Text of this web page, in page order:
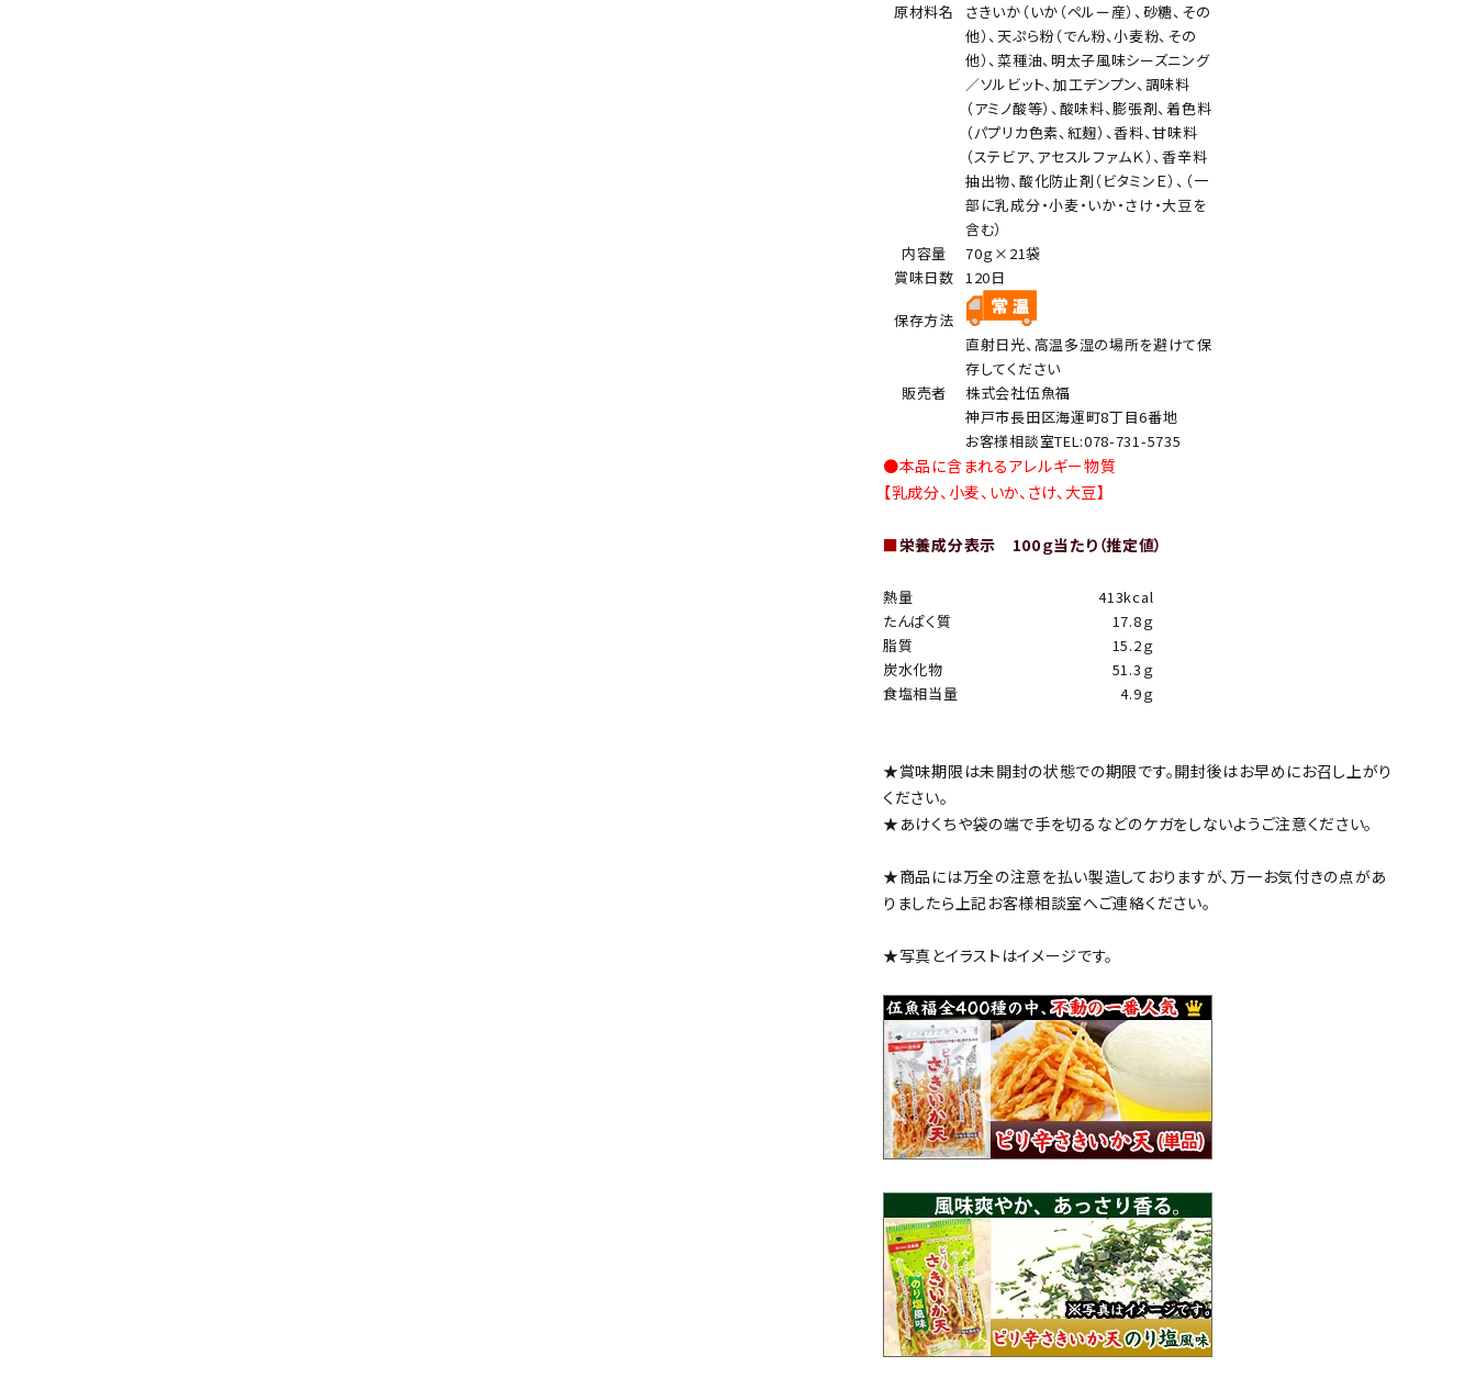
原材料名
さきいか（いか（ペルー産）、砂糖、その
他）、天ぷら粉（でん粉、小麦粉、その
他）、菜種油、明太子風味シーズニング
／ソルビット、加工デンプン、調味料
（アミノ酸等）、酸味料、膨張剤、着色料
（パプリカ色素、紅麹）、香料、甘味料
（ステビア、アセスルファムＫ）、香辛料
抽出物、酸化防止剤（ビタミンＥ）、（一
部に乳成分・小麦・いか・さけ・大豆を
含む）
内容量
70ｇ×21袋
賞味日数 120日
保存方法
直射日光、高温多湿の場所を避けて保
存してください
販売者
株式会社伍魚福
神戸市長田区海運町8丁目6番地
お客様相談室TEL:078-731-5735
●本品に含まれるアレルギー物質
【乳成分、小麦、いか、さけ、大豆】
■栄養成分表示 100ｇ当たり（推定値）
熱量
413kcal
たんぱく質
17.8ｇ
脂質
15.2ｇ
炭水化物
51.3ｇ
食塩相当量
4.9ｇ
★賞味期限は未開封の状態での期限です。開封後はお早めにお召し上がり
ください。
★あけくちや袋の端で手を切るなどのケガをしないようご注意ください。
★商品には万全の注意を払い製造しておりますが、万一お気付きの点があ
りましたら上記お客様相談室へご連絡ください。
★写真とイラストはイメージです。